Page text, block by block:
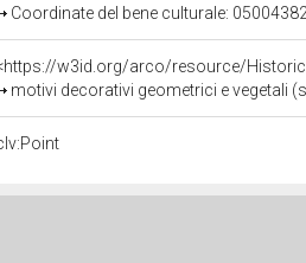
Coordinate del bene culturale:
w3id.org/arco/resource/
motivi decorativi geometrici e vegetali